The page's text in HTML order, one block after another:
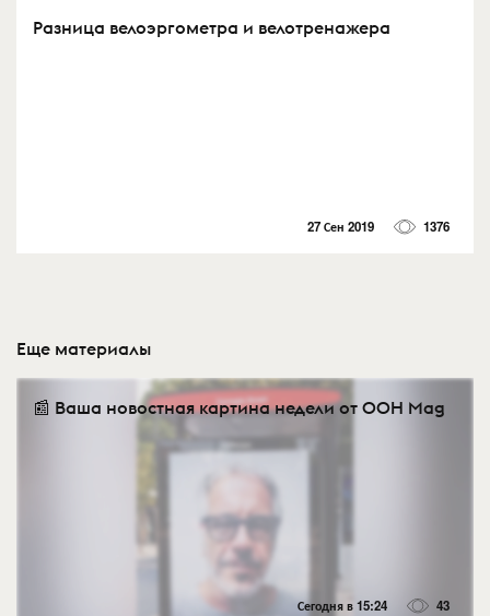
Разница велоэргометра и велотренажера
27 Сен 2019 1376
Еще материалы
📰 Ваша новостная картина недели от OOH Mag
Сегодня в 15:24 43